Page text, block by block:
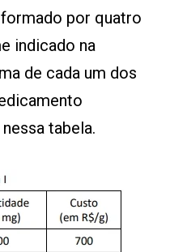
por quatro
indicado na
de cada um dos
tabela.